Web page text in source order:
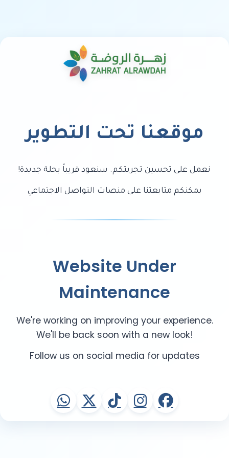
موقعنا تحت التطوير
نعمل على تحسين تجربتكم. سنعود قريباً بحلة جديدة!
يمكنكم متابعتنا على منصات التواصل الاجتماعي
Website Under
Maintenance
We're working on improving your experience.
We'll be back soon with a new look!
Follow us on social media for updates